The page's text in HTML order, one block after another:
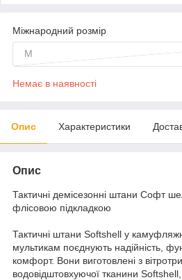
Міжнародний розмір
M
Немає в наявності
Опис Характеристики
Опис
Тактичні демісезонні штани Софт
флісовою підкладкою
Тактичні штани Softshell у
мультикам поєднують надійність,
комфорт. Вони виготовлені з
водовідштовхуючої тканини